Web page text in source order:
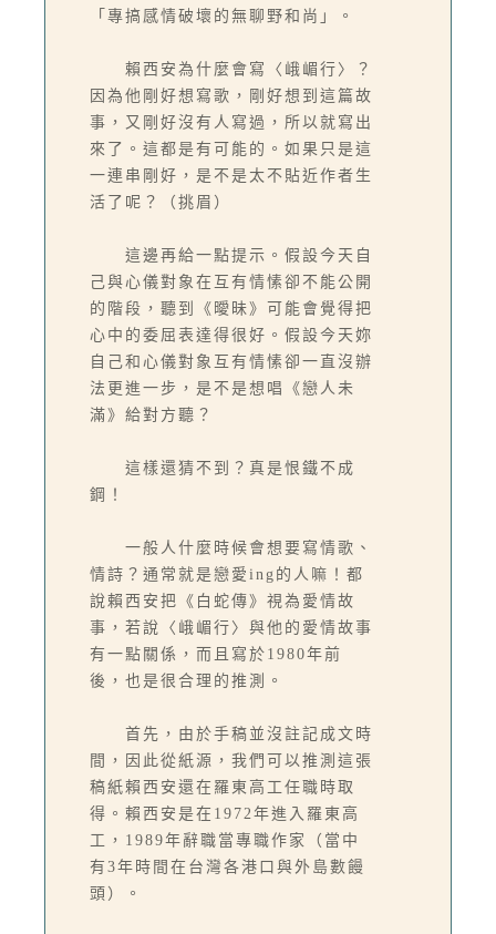
「專搞感情破壞的無聊野和尚」。
賴西安為什麼會寫〈峨嵋行〉？
因為他剛好想寫歌，剛好想到這篇故
事，又剛好沒有人寫過，所以就寫出
來了。這都是有可能的。如果只是這
一連串剛好，是不是太不貼近作者生
活了呢？（挑眉）
這邊再給一點提示。假設今天自
己與心儀對象在互有情愫卻不能公開
的階段，聽到《曖昧》可能會覺得把
心中的委屈表達得很好。假設今天妳
自己和心儀對象互有情愫卻一直沒辦
法更進一步，是不是想唱《戀人未
滿》給對方聽？
這樣還猜不到？真是恨鐵不成
鋼！
一般人什麼時候會想要寫情歌、
情詩？通常就是戀愛ing的人嘛！都
說賴西安把《白蛇傳》視為愛情故
事，若說〈峨嵋行〉與他的愛情故事
有一點關係，而且寫於1980年前
後，也是很合理的推測。
首先，由於手稿並沒註記成文時
間，因此從紙源，我們可以推測這張
稿紙賴西安還在羅東高工任職時取
得。賴西安是在1972年進入羅東高
工，1989年辭職當專職作家（當中
有3年時間在台灣各港口與外島數饅
頭）。